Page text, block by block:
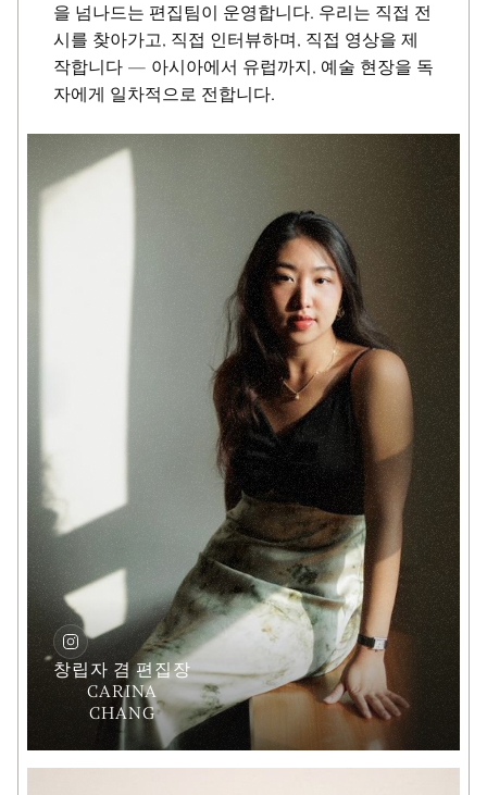
을 넘나드는 편집팀이 운영합니다. 우리는 직접 전
시를 찾아가고, 직접 인터뷰하며, 직접 영상을 제
작합니다 — 아시아에서 유럽까지, 예술 현장을 독
자에게 일차적으로 전합니다.
창립자 겸 편집장
CARINA
CHANG